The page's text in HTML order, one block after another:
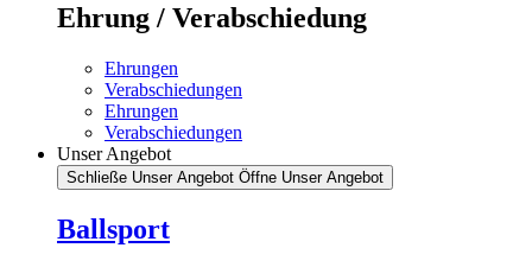
Ehrung / Verabschiedung
Ehrungen
Verabschiedungen
Ehrungen
Verabschiedungen
Unser Angebot
Schließe Unser Angebot Öffne Unser Angebot
Ballsport